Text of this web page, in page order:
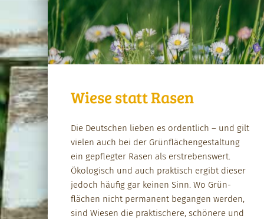
Wiese statt Rasen
Die Deutschen lieben es ordentlich – und gilt
vie­len auch bei der Grün­flächengestal­tung
ein gepflegter Rasen als erstrebenswert.
Ökol­o­gisch und auch prak­tisch ergibt dieser
jedoch häu­fig gar keinen Sinn. Wo Grün­
flächen nicht per­ma­nent began­gen wer­den,
sind Wiesen die prak­tis­chere, schönere und